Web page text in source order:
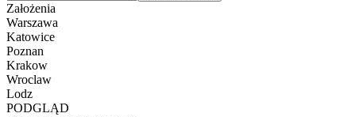
Założenia
Warszawa
Katowice
Poznan
Krakow
Wroclaw
Lodz
PODGLĄD